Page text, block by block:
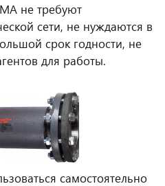
не требуют
сети, не нуждаются в
срок годности, не
для работы.
самостоятельно